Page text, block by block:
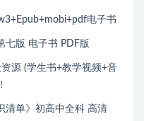
电子书
七版 电子书 PDF版
源 (学生书+教学视频+音
清单》初高中全科 高清